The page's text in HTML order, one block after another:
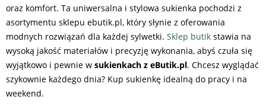
oraz komfort. Ta uniwersalna i stylowa sukienka pochodzi z
asortymentu sklepu ebutik.pl, który słynie z oferowania
modnych rozwiązań dla każdej sylwetki. Sklep butik stawia na
wysoką jakość materiałów i precyzję wykonania, abyś czuła się
wyjątkowo i pewnie w sukienkach z eButik.pl. Chcesz wyglądać
szykownie każdego dnia? Kup sukienkę idealną do pracy i na
weekend.